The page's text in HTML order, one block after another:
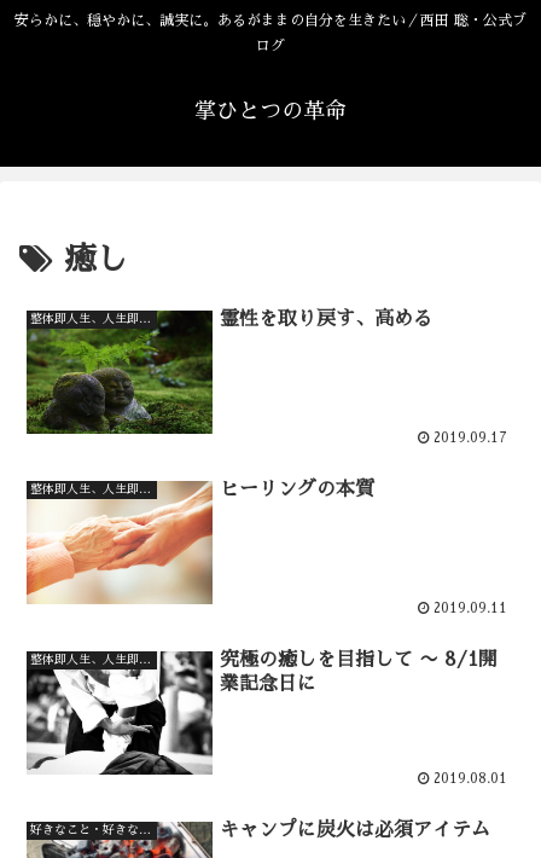
安らかに、穏やかに、誠実に。あるがままの自分を生きたい／西田 聡・公式ブ
ログ
掌ひとつの革命
癒し
整体即人生、人生即整体 霊性を取り戻す、高める
2019.09.17
整体即人生、人生即整体 ヒーリングの本質
2019.09.11
整体即人生、人生即整体
究極の癒しを目指して 〜 8/1開
業記念日に
2019.08.01
好きなこと・好きなもの キャンプに炭火は必須アイテム